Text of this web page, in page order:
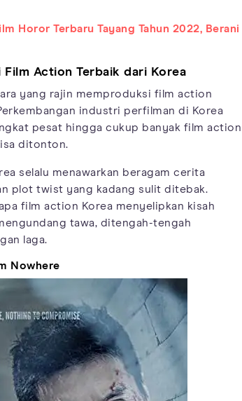
Horor Terbaru Tayang Tahun 2022, Berani
Film Action Terbaik dari Korea
yang rajin memproduksi film action
industri perfilman di Korea
pesat hingga cukup banyak film action
ditonton.
selalu menawarkan beragam cerita
plot twist yang kadang sulit ditebak.
film action Korea menyelipkan kisah
tawa, ditengah-tengah
laga.
Nowhere